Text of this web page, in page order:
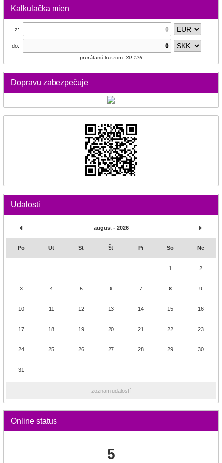
Kalkulačka mien
z:
do:
prerátané kurzom: 30.126
Dopravu zabezpečuje
Udalosti
august - 2026
Po Ut St Št Pi So Ne
1 2
3 4 5 6 7 8 9
10 11 12 13 14 15 16
17 18 19 20 21 22 23
24 25 26 27 28 29 30
31
zoznam udalostí
Online status
5